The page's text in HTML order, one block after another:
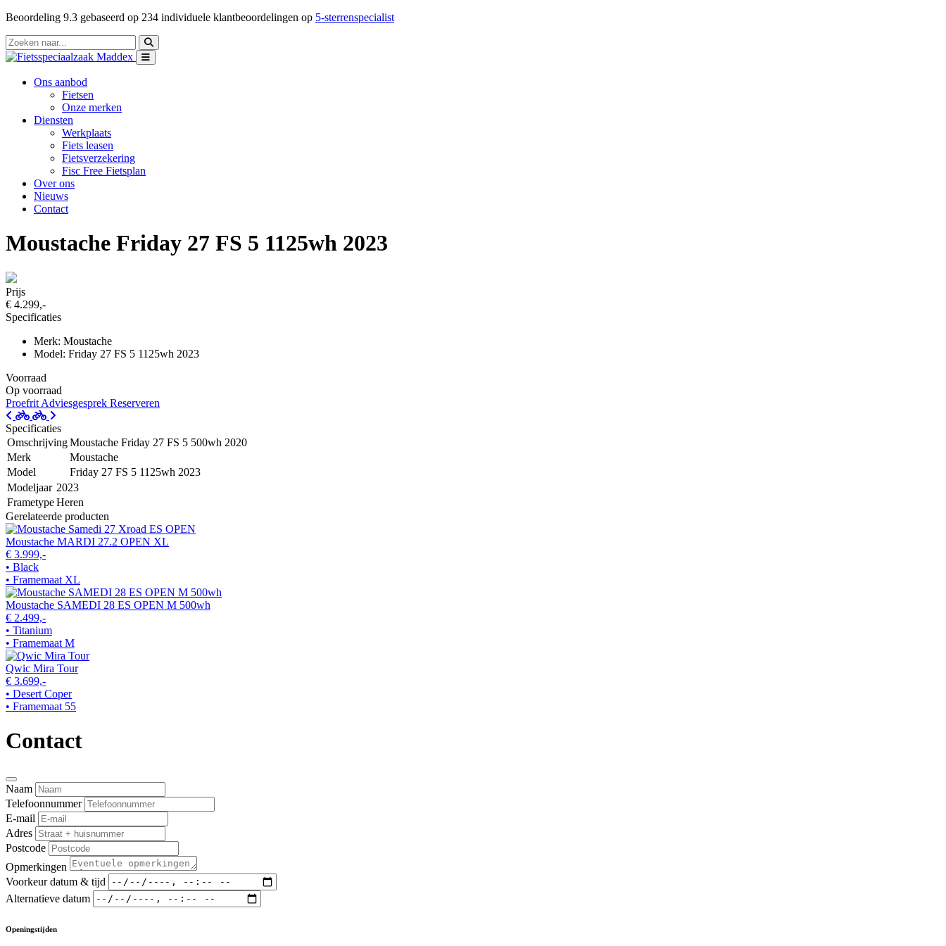
Beoordeling 9.3 gebaseerd op 234 individuele klantbeoordelingen op 5-sterrenspecialist
Ons aanbod
Fietsen
Onze merken
Diensten
Werkplaats
Fiets leasen
Fietsverzekering
Fisc Free Fietsplan
Over ons
Nieuws
Contact
Moustache Friday 27 FS 5 1125wh 2023
Prijs
€ 4.299,-
Specificaties
Merk: Moustache
Model: Friday 27 FS 5 1125wh 2023
Voorraad
Op voorraad
Proefrit Adviesgesprek Reserveren
Specificaties
OmschrijvingMoustache Friday 27 FS 5 500wh 2020
Merk
Moustache
Model
Friday 27 FS 5 1125wh 2023
Modeljaar 2023
FrametypeHeren
Gerelateerde producten
Moustache MARDI 27.2 OPEN XL
€ 3.999,-
• Black
• Framemaat XL
Moustache SAMEDI 28 ES OPEN M 500wh
€ 2.499,-
• Titanium
• Framemaat M
Qwic Mira Tour
€ 3.699,-
• Desert Coper
• Framemaat 55
Contact
Naam
Telefoonnummer
E-mail
Adres
Postcode
Opmerkingen
Voorkeur datum & tijd
Alternatieve datum
Openingstijden